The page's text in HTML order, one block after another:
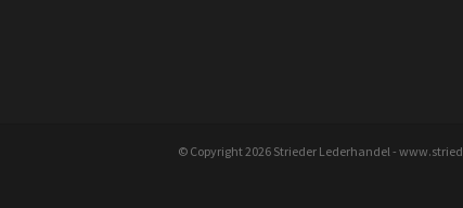
© Copyright 2026 Strieder Lederhandel -